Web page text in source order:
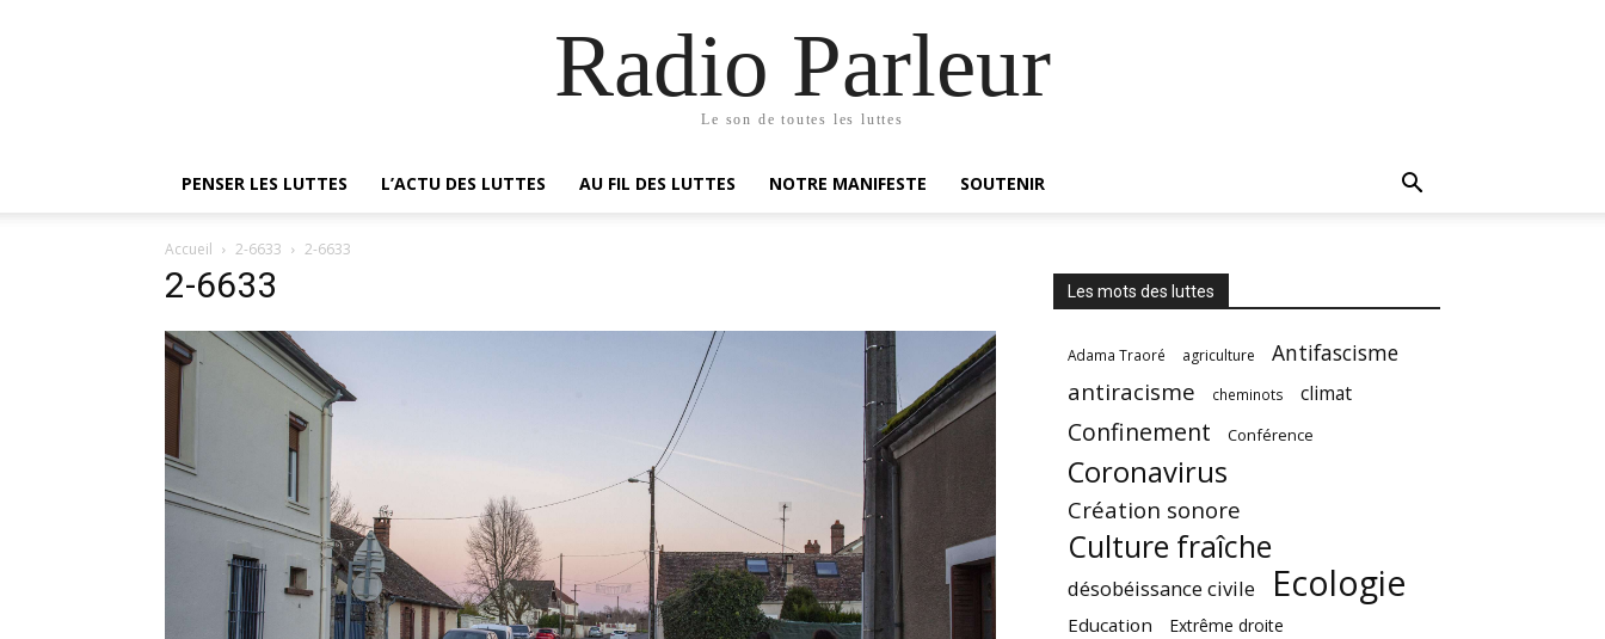
Radio Parleur
Le son de toutes les luttes
PENSER LES LUTTES L’ACTU DES LUTTES AU FIL DES LUTTES NOTRE MANIFESTE SOUTENIR
Accueil 2-6633 2-6633
2-6633 Les mots des luttes
Adama Traoré agriculture Antifascisme
antiracisme cheminots climat
Confinement Conférence
Coronavirus
Création sonore
Culture fraîche
désobéissance civile Ecologie
Education Extrême droite